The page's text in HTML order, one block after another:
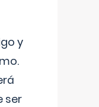
y
ser